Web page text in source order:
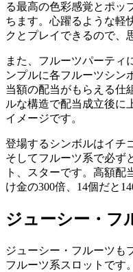
る最高の色彩感覚とポッ
ちます。心躍るような軽
クとプレイできるので、
また、フルーツパーティ
ンプルに各フルーツシン
当額の配当がもらえる仕
ルな構造で配当成立後に
イメージです。
登場するシンボルはイチ
そしてフルーツ系で必ず
ト、スターです。高額配
け金の300倍、14個だと
ジューシー・フ
ジューシー・フルーツも
フルーツ系スロットです